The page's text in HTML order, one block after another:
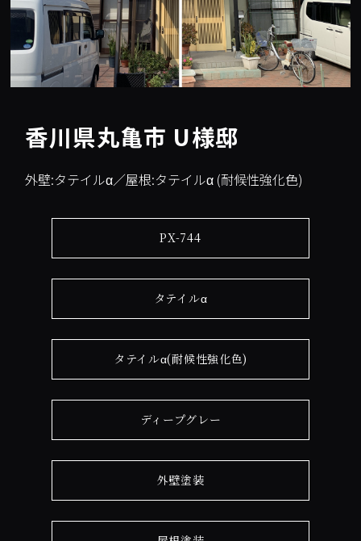
香川県丸亀市 U様邸
外壁:タテイルα／屋根:タテイルα (耐候性強化色)
PX-744
タテイルα
タテイルα(耐候性強化色)
ディープグレー
外壁塗装